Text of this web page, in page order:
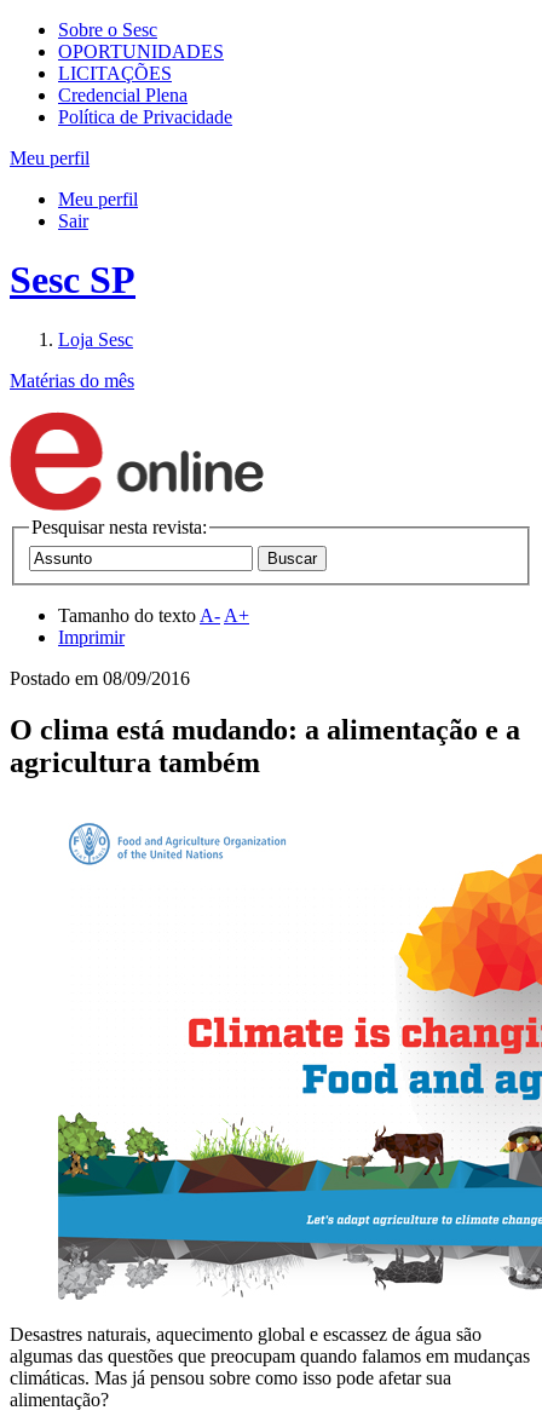
Sobre o Sesc
OPORTUNIDADES
LICITAÇÕES
Credencial Plena
Política de Privacidade
Meu perfil
Meu perfil
Sair
Sesc SP
Loja Sesc
Matérias do mês
Pesquisar nesta revista:
Tamanho do texto A- A+
Imprimir
Postado em 08/09/2016
O clima está mudando: a alimentação e a
agricultura também
Desastres naturais, aquecimento global e escassez de água são
algumas das questões que preocupam quando falamos em mudanças
climáticas. Mas já pensou sobre como isso pode afetar sua
alimentação?